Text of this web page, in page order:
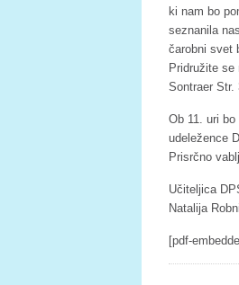
ki nam bo
seznanila
čarobni svet
Pridružite
Sontraer Str.
Ob 11. uri
udeležence
Prisrčno
Učiteljica
Natalija
[pdf-